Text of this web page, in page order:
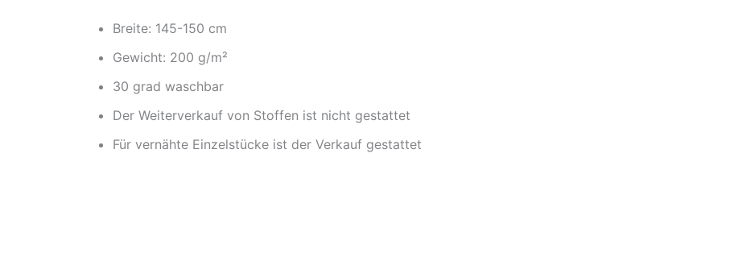
Breite: 145-150 cm
Gewicht: 200 g/m²
30 grad waschbar
Der Weiterverkauf von Stoffen ist nicht gestattet
Für vernähte Einzelstücke ist der Verkauf gestattet